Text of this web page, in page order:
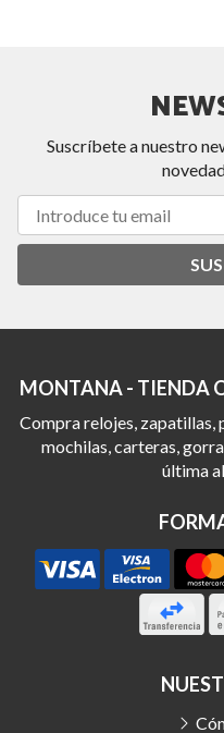
Suscríbete a nuestro
MONTANA - TIENDA
Compra relojes, zapatillas,
mochilas, carteras,
última